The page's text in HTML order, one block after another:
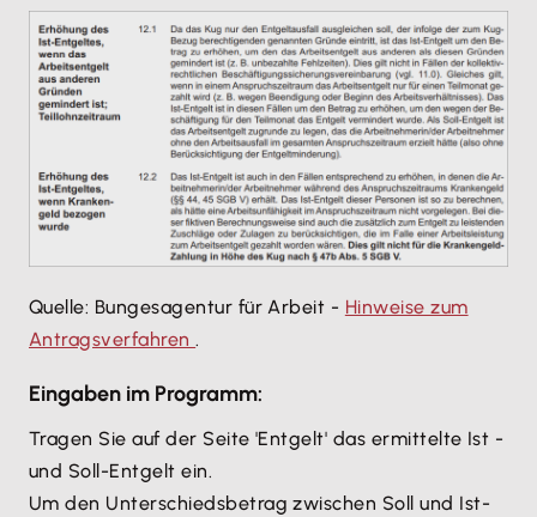
Quelle: Bungesagentur für Arbeit - Hinweise zum
Antragsverfahren.
Eingaben im Programm:
Tragen Sie auf der Seite 'Entgelt' das ermittelte Ist -
und Soll-Entgelt ein.
Um den Unterschiedsbetrag zwischen Soll und Ist-